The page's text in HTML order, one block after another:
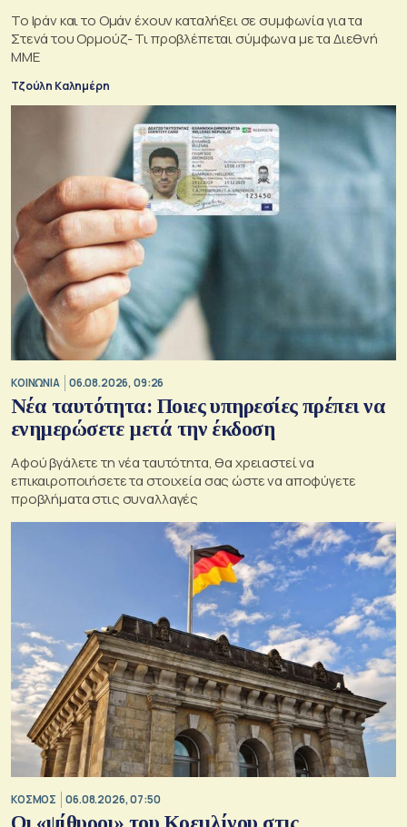
Το Ιράν και το Ομάν έχουν καταλήξει σε συμφωνία για τα
Στενά του Ορμούζ- Τι προβλέπεται σύμφωνα με τα Διεθνή
ΜΜΕ
Τζούλη Καλημέρη
ΚΟΙΝΩΝΙΑ 06.08.2026, 09:26
Νέα ταυτότητα: Ποιες υπηρεσίες πρέπει να
ενημερώσετε μετά την έκδοση
Αφού βγάλετε τη νέα ταυτότητα, θα χρειαστεί να
επικαιροποιήσετε τα στοιχεία σας ώστε να αποφύγετε
προβλήματα στις συναλλαγές
ΚΟΣΜΟΣ 06.08.2026, 07:50